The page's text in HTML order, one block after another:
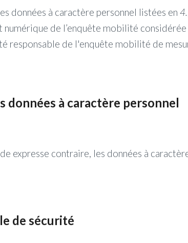
données à caractère personnel listées en 4.
numérique de l’enquête mobilité considérée
responsable de l'enquête mobilité de
données à caractère personnel
expresse contraire, les données à
de sécurité